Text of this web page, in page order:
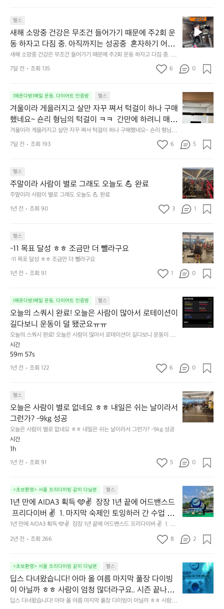
도
단
단
마
리
합
니
다.
헬스
새해 소망중 건강은 무조건 들어가기 때문에 주2회 운
동 하자고 다짐 중. 아직까지는 성공중  혼자하기 어려
운 친구들 같이 해보자🏃😆
새해 소망중 건강은 무조건 들어가기 때문에 주2회 운동 하자고 다짐 중. 아
새
해
소
망
건
무
조
건
들
가
문
에
주
2
회
동
하
자
고
다
짐
아
직
까
지
중
혼
하
기
어
려
들
같
해
보
자
🏃
7달 전 조회 135 6 0
(매운다방)매일 운동, 다이어트 인증방 헬스
겨울이라 게을러지고 살만 자꾸 쪄서 턱걸이 하나 구매
했네요~ 숀리 형님의 턱걸이 ㅋㅋ  간만에 하려니 매우
힘드네요😅 열심히 해서 20개까지 해보기~! 아자아
자!💪
겨울이라 게을러지고 살만 자꾸 쪄서 턱걸이 하나 구매했네요~ 숀리 형님의
턱걸이 ㅋㅋ  간만에 하려니 매우 힘드네요😅 열심히 해서 20개까지 해보
기~! 아자아자!💪
겨
울
이
라
을
고
살
만
자
꾸
서
턱
걸
이
하
나
매
했
네
요
형
님
턱
걸
이
ㅋ
에
하
니
매
우
힘
네
요
열
심
히
해
7달 전 조회 193 6 5
헬스
주말이라 사람이 별로 그래도 오늘도 💪 완료
주말이라 사람이 별로 그래도 오늘도 💪 완료
주
말
이
라
사
별
로
그
래
도
늘
도
💪
완
1년 전 조회 90 3 1
헬스
-11 목표 달성 ㅎㅎ 조금만 더 뺄라구요
-11 목표 달성 ㅎㅎ 조금만 더 뺄라구요
-
1
1
목
표
ㅎ
ㅎ
조
라
요
1년 전 조회 91 1 0
(매운다방)매일 운동, 다이어트 인증방 헬스
오늘의 스쿼시 완료! 오늘은 사람이 많아서 로테이션이
길다보니 운동이 덜 됐군요ㅠㅠ
오늘의 스쿼시 완료! 오늘은 사람이 많아서 로테이션이 길다보니 운동이 덜
됐군요ㅠㅠ
오
늘
의
스
료!
은
사
람
이
로
이
길
다
니
덜
됐
군
시간
59m 57s
1년 전 조회 122 6 0
헬스
오늘은 사람이 별로 없네요 ㅎㅎ 내일은 쉬는 날이라서
그런가? -9kg 성공
오늘은 사람이 별로 없네요 ㅎㅎ 내일은 쉬는 날이라서 그런가? -9kg 성공
오
늘
은
사
로
ㅎ
ㅎ
내
은
이
라
서
시간
1h
1년 전 조회 91 5 0
<초보환영> 서울 프리다이빙 같이 다닐분 헬스
1년 만에 AIDA3 획득 🩵✌️  장장 1년 끝에 어드밴스드
프리다이버 ✌️  1. 마지막 숙제인 토잉하러 간 수업 25
m 쯤 허벅지에 감각이 없었는데 얼레벌레 끝냈다 실제
상황이었다면 레스큐 해낼 수 있었을까 반성했다  2.
힘든 와중에 구조대상자 역할 두 번 했는데 수심 탈 때
3. 그 컨디션에 놀다 블랙아웃 올 것 같다는 느낌에 처
음으로 시간 못 채우고 출수 물친놈 타이틀 반납 해야
할 것 같다  4. 토잉에 허벅지 털려서 한 번 의자에 앉
았다가 일어날 수 없었다 담배는 진짜 맛있었다  5. 마
1년 만에 AIDA3 획득 🩵✌️  장장 1년 끝에 어드밴스드 프리다이버 ✌️  1. 마
끝냈다 실제 상황이었다면 레스큐 해낼 수 있었을까 반성했다  2. 힘든 와중
음으로 시간 못 채우고 출수 물친놈 타이틀 반납 해야 할 것 같다  4. 토잉에
다  5. 마스터까지 가려면 마음의 준비를 단단히 해야할 것 같다 역시 가장
문제는 멘탈인데 멘탈 운동은 어떻게 하나요?  턱걸이로 맞춘 소중한 내 PB
올해는 업데이트는 안될 예정  STA : 3분 5초 DYN : 55M CWT : 25M
년
만
에
I
획
득
🩵
2년 전 조회 266 8 2
<초보환영> 서울 프리다이빙 같이 다닐분 헬스
딥스 다녀왔습니다! 아마 올 여름 마지막 풀장 다이빙
이 아닐까 ㅎㅎ 사람이 엄청 많더라구요.. 시즌 끝나면
가야겠습니다
딥스 다녀왔습니다! 아마 올 여름 마지막 풀장 다이빙이 아닐까 ㅎㅎ 사람이
스
다
녀